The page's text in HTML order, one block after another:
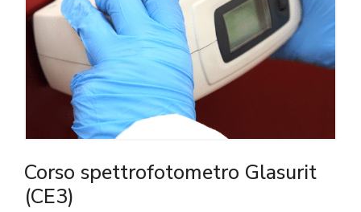
Corso spettrofotometro Glasurit
(CE3)